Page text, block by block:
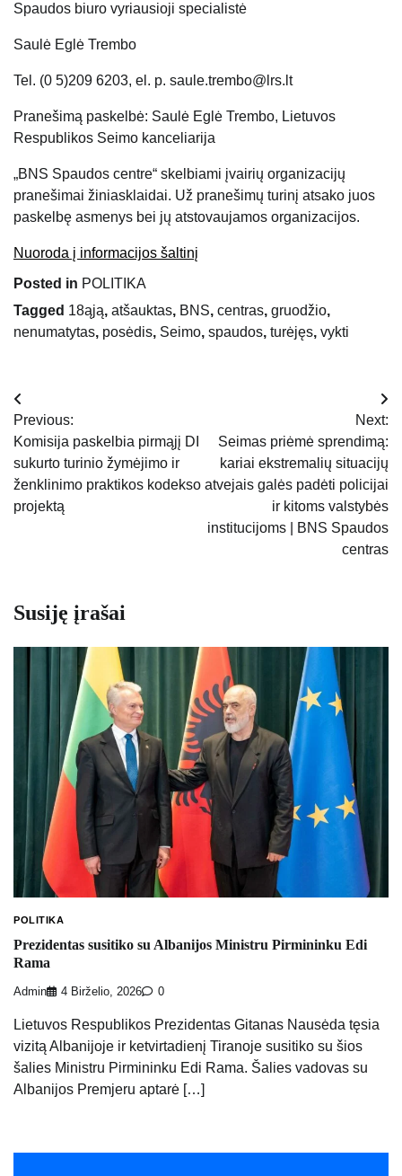
Spaudos biuro vyriausioji specialistė
Saulė Eglė Trembo
Tel. (0 5)209 6203, el. p. saule.trembo@lrs.lt
Pranešimą paskelbė: Saulė Eglė Trembo, Lietuvos
Respublikos Seimo kanceliarija
„BNS Spaudos centre“ skelbiami įvairių organizacijų
pranešimai žiniasklaidai. Už pranešimų turinį atsako juos
paskelbę asmenys bei jų atstovaujamos organizacijos.
Nuoroda į informacijos šaltinį
Posted in POLITIKA
Tagged 18ąją, atšauktas, BNS, centras, gruodžio,
nenumatytas, posėdis, Seimo, spaudos, turėjęs, vykti
Navigacija
tarp
įrašų
Previous:
Komisija paskelbia pirmąjį DI
sukurto turinio žymėjimo ir
ženklinimo praktikos kodekso
projektą
Next:
Seimas priėmė sprendimą:
kariai ekstremalių situacijų
atvejais galės padėti policijai
ir kitoms valstybės
institucijoms | BNS Spaudos
centras
Susiję įrašai
POLITIKA
Prezidentas susitiko su Albanijos Ministru Pirmininku Edi
Rama
Admin 4 Birželio, 2026 0
Lietuvos Respublikos Prezidentas Gitanas Nausėda tęsia
vizitą Albanijoje ir ketvirtadienį Tiranoje susitiko su šios
šalies Ministru Pirmininku Edi Rama. Šalies vadovas su
Albanijos Premjeru aptarė […]